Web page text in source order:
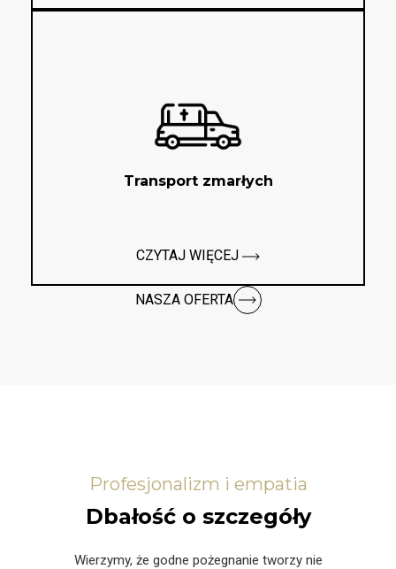
Transport zmarłych
CZYTAJ WIĘCEJ
NASZA OFERTA
Profesjonalizm i empatia
Dbałość o szczegóły
Wierzymy, że godne pożegnanie tworzy nie